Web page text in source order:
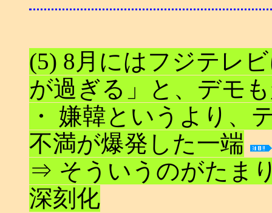
(5) 8月にはフジテレ
が過ぎる」と、デモ
・ 嫌韓というより、
不満が爆発した一端
⇒ そういうのがたま
深刻化